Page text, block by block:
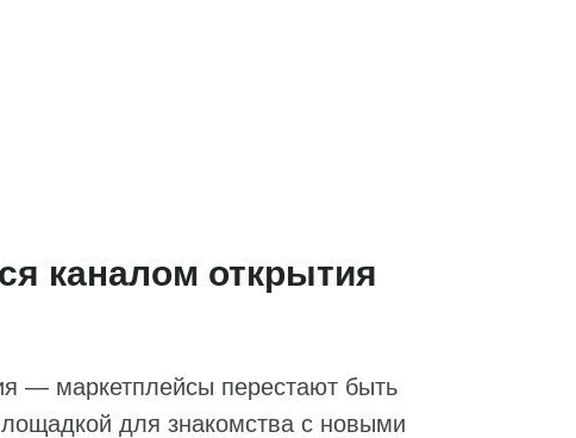
каналом открытия
— маркетплейсы перестают быть
для знакомства с новыми